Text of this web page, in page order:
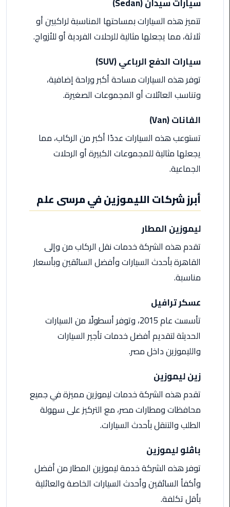
اسكندرية
الساحل
الشمالي
العين
ليموزين
الشيخ
ليموزين
مرسى
مطروح
مطار
سفنكس
خدمة
ليموزين
ليموزين
دهب
القاهرة
مرسيدس
بالسائق
تتميز هذه السيارات بمساحتها المناسبة لراكبين أو
ثلاثة، مما يجعلها مثالية للرحلات الفردية أو للأزواج.
سيارات الدفع الرباعي (SUV)
توفر هذه السيارات مساحة أكبر وراحة إضافية،
وتناسب العائلات أو المجموعات الصغيرة.
الفانات (Van)
تستوعب هذه السيارات عددًا أكبر من الركاب، مما
يجعلها مثالية للمجموعات الكبيرة أو الرحلات
الجماعية.
أبرز شركات الليموزين في مرسى علم
ليموزين المطار
تقدم هذه الشركة خدمات نقل الركاب من وإلى
القاهرة بأحدث السيارات وأفضل السائقين وبأسعار
مناسبة.
عسكر ترافيل
تأسست عام 2015، وتوفر أسطولًا من السيارات
الحديثة لتقديم أفضل خدمات تأجير السيارات
والليموزين داخل مصر.
زين ليموزين
تقدم هذه الشركة خدمات ليموزين مميزة في جميع
محافظات ومطارات مصر، مع التركيز على سهولة
الطلب والتنقل بأحدث السيارات.
باڤلو ليموزين
توفر هذه الشركة خدمة ليموزين المطار من أفضل
وأكفأ السائقين وأحدث السيارات الخاصة والعائلية
بأقل تكلفة.